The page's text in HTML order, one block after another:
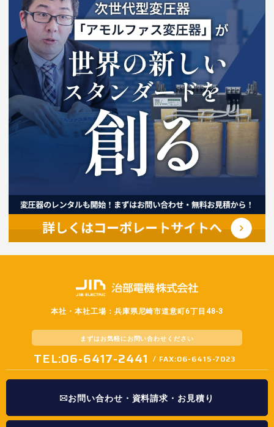
本社・本社工場：兵庫県尼崎市道意町6丁目48-3
まずはお気軽にお問い合わせください
TEL:06-6417-2441 / FAX:06-6415-7023
お問い合わせ・資料請求・お見積り